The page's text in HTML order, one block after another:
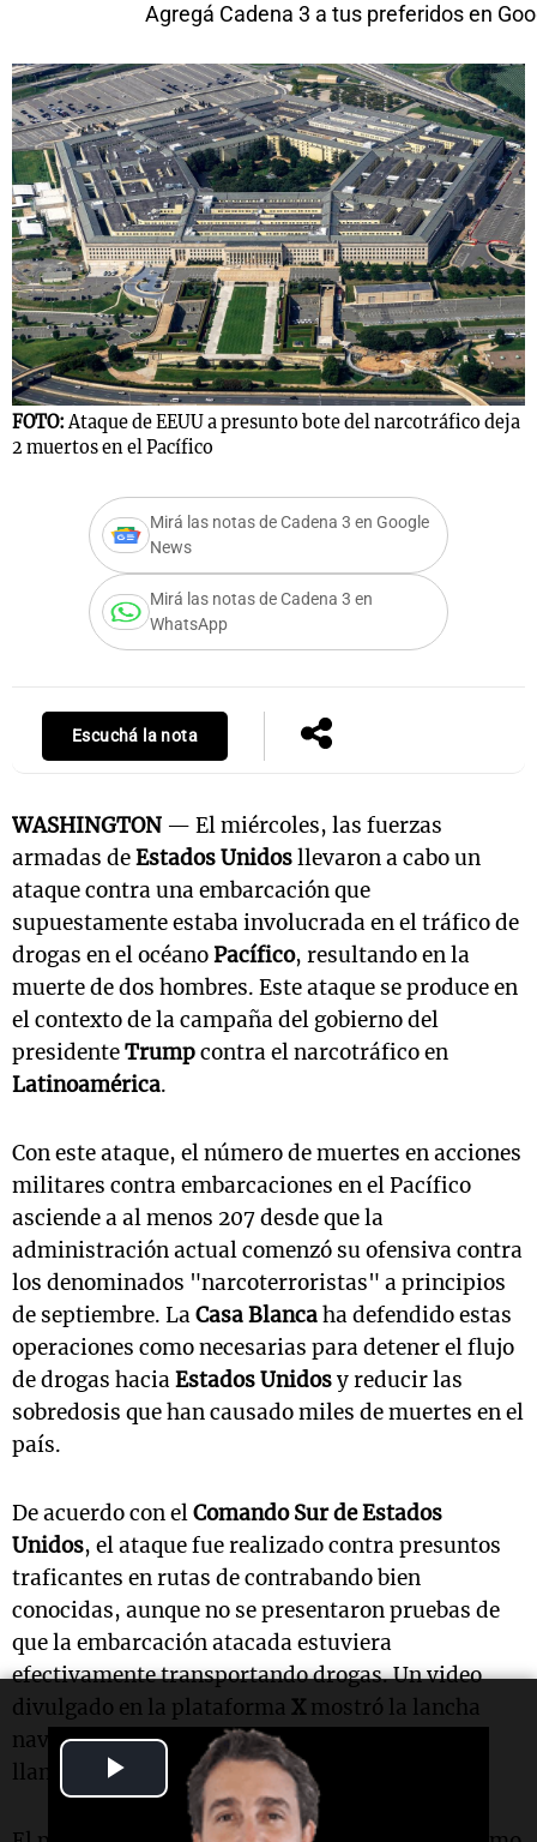
Play
Video
Agregá Cadena 3 a tus preferidos en
FOTO:Ataque de EEUU a presunto bote del narcotráfico deja
2 muertos en el Pacífico
Mirá las notas de Cadena 3 en Google
News
Mirá las notas de Cadena 3 en
WhatsApp
Escuchá la nota
WASHINGTON — El miércoles, las fuerzas
armadas deEstados Unidosllevaron a cabo un
ataque contra una embarcación que
supuestamente estaba involucrada en el tráfico de
drogas en el océanoPacífico, resultando en la
muerte de dos hombres. Este ataque se produce en
el contexto de la campaña del gobierno del
presidenteTrumpcontra el narcotráfico en
Latinoamérica.
Con este ataque, el número de muertes en acciones
militares contra embarcaciones en el Pacífico
asciende a al menos 207 desde que la
administración actual comenzó su ofensiva contra
los denominados "narcoterroristas" a principios
de septiembre. LaCasa Blancaha defendido estas
operaciones como necesarias para detener el flujo
de drogas haciaEstados Unidosy reducir las
sobredosis que han causado miles de muertes en el
país.
De acuerdo con elComando Sur de Estados
Unidos, el ataque fue realizado contra presuntos
traficantes en rutas de contrabando bien
conocidas, aunque no se presentaron pruebas de
que la embarcación atacada estuviera
efectivamente transportando drogas. Un video
divulgado en la plataforma Xmostró la lancha
navegando rápidamente antes de estallar en
llamas.